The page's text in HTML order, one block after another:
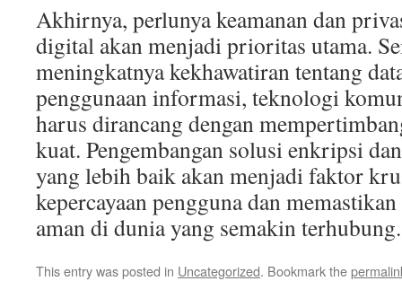
Akhirnya, perlunya keamanan dan
digital akan menjadi prioritas utama.
meningkatnya kekhawatiran tentang
penggunaan informasi, teknologi
harus dirancang dengan
kuat. Pengembangan solusi enkripsi
yang lebih baik akan menjadi faktor
kepercayaan pengguna dan
aman di dunia yang semakin terhubung.
This entry was posted in Uncategorized. Bookmark the